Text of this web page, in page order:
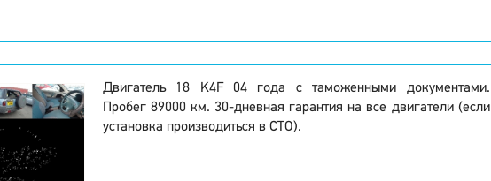
Двигатель 18 K4F 04 года с таможенными документами.
Пробег 89000 км. 30-дневная гарантия на все двигатели (если
установка производиться в СТО).